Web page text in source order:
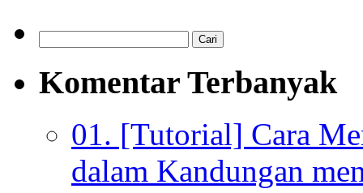
Komentar Terbanyak
01. [Tutorial] Cara
dalam Kandungan